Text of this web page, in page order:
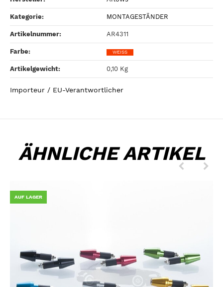
Kategorie: MONTAGESTÄNDER
Artikelnummer: AR4311
Farbe‍: WEISS
Artikelgewicht‍: 0,10 Kg
Importeur / EU-Verantwortlicher
ÄHNLICHE ARTIKEL
AUF LAGER